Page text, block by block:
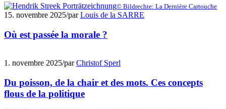
© Bildrechte: La Dernière Cartouche
15. novembre 2025/parLouis de la SARRE
Où est passée la morale ?
1. novembre 2025/parChristof Sperl
Du poisson, de la chair et des mots. Ces concepts
flous de la politique